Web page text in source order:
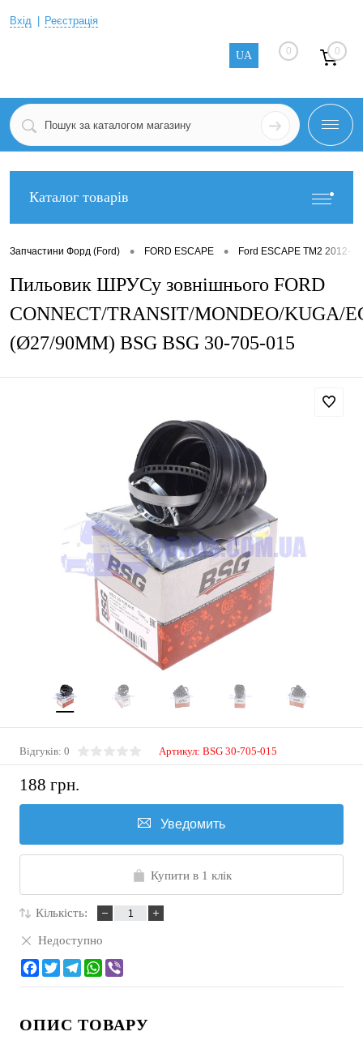
Вхід Реєстрація
UA 0 0
Каталог товарів
Запчастини Форд (Ford) • FORD ESCAPE • Ford ESCAPE TM2 2012-
Пильовик ШРУСу зовнішнього FORD
CONNECT/TRANSIT/MONDEO/KUGA/
(Ø27/90MM) BSG BSG 30-705-015
Відгуків: 0 Артикул: BSG 30-705-015
188 грн.
Уведомить
Купити в 1 клік
Кількість:
Недоступно
ОПИС ТОВАРУ